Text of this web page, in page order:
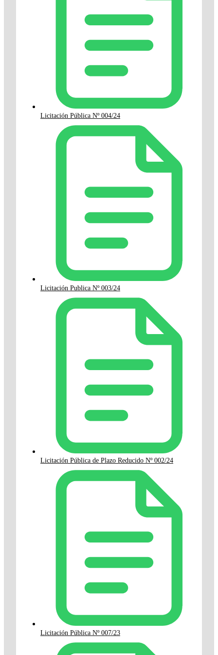
Licitación Pública Nº 004/24
Licitación Publica Nº 003/24
Licitación Pública de Plazo Reducido Nº 002/24
Licitación Pública Nº 007/23